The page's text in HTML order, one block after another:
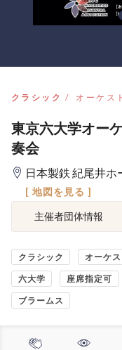
クラシック オーケス
東京六大学オー
奏会
日本製鉄 紀尾井ホ
[ 地図を見る ]
主催者団体情報
クラシック オーケ
六大学 座席指定可
ブラームス